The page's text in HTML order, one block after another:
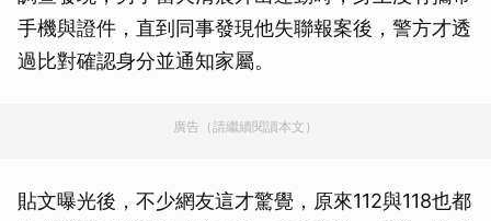
手機與證件，直到同事發現他失聯報案後，警方才透
過比對確認身分並通知家屬。
廣告（請繼續閱讀本文）
貼文曝光後，不少網友這才驚覺，原來112與118也都